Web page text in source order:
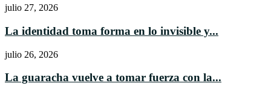
julio 27, 2026
La identidad toma forma en lo invisible y...
julio 26, 2026
La guaracha vuelve a tomar fuerza con la...